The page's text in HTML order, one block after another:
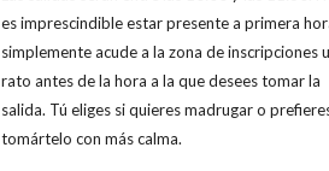
es imprescindible estar presente a primera
simplemente acude a la zona de inscripciones
rato antes de la hora a la que desees tomar la
salida. Tú eliges si quieres madrugar o
tomártelo con más calma.